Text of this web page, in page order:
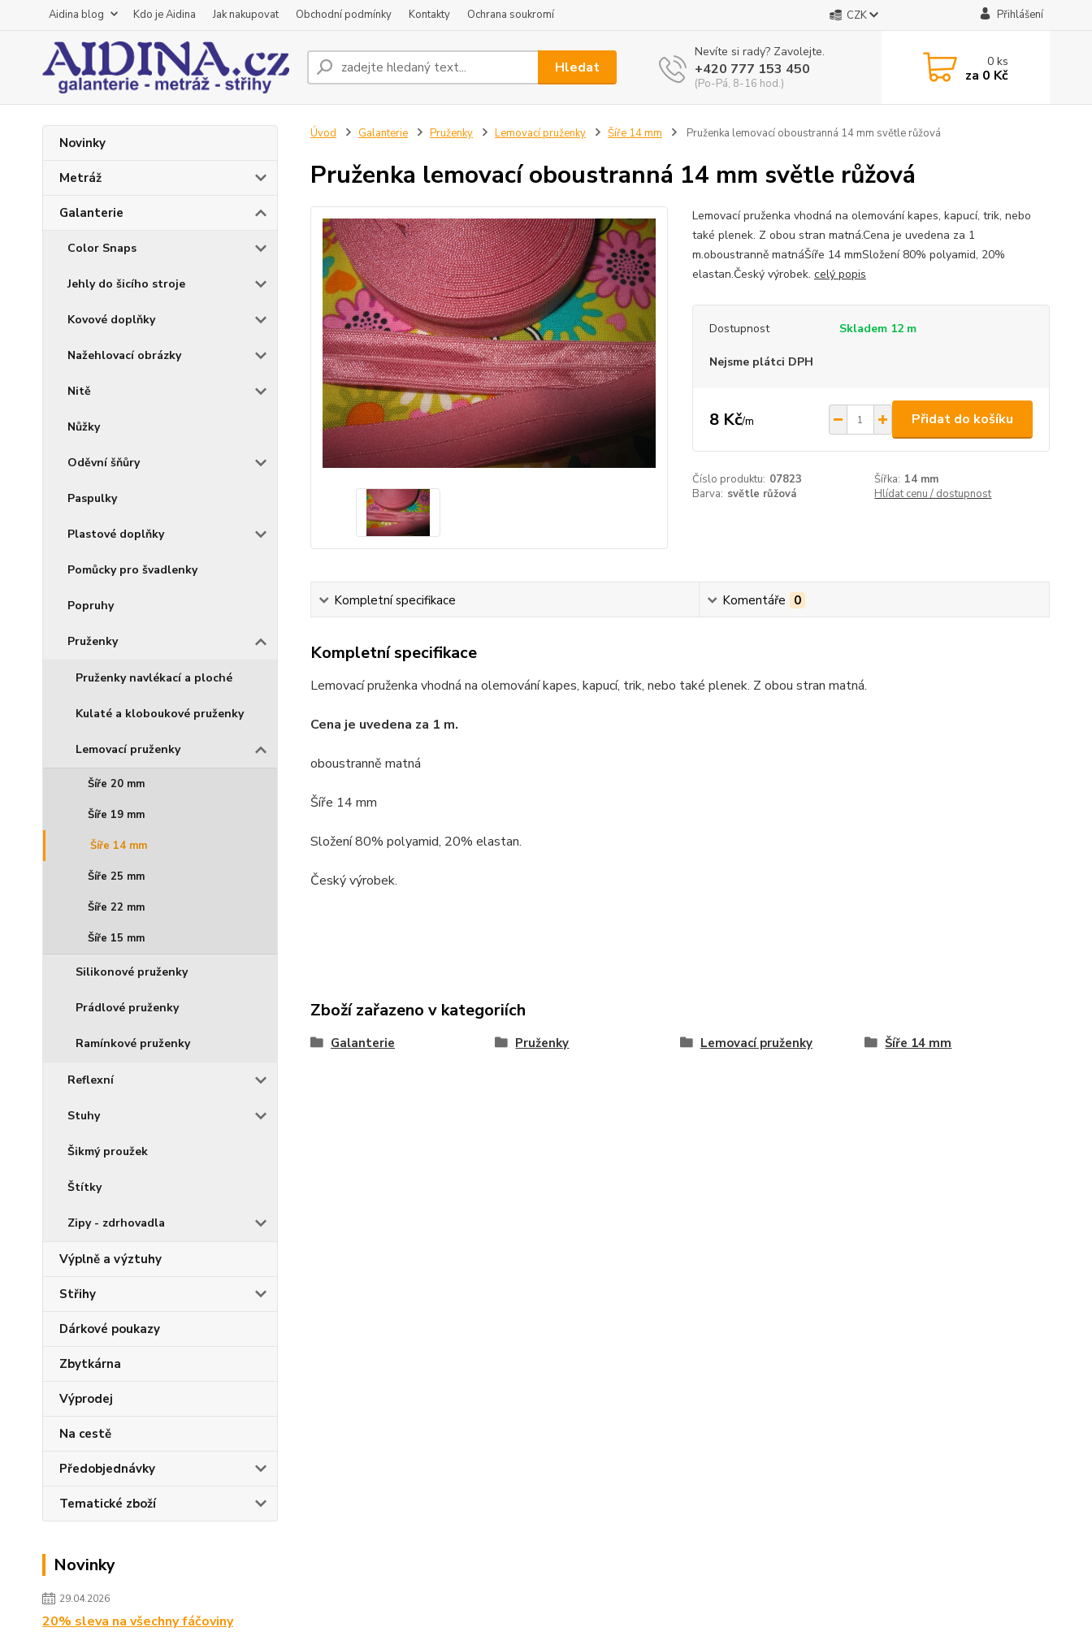
Aidina blog Kdo je Aidina Jak nakupovat Obchodní podmínky Kontakty Ochrana soukromí CZK Přihlášení
Hledat
Nevíte si rady? Zavolejte.
+420 777 153 450
(Po-Pá, 8-16 hod.)
0ks
za 0 Kč
Novinky
Metráž
Galanterie
Color Snaps
Jehly do šicího stroje
Kovové doplňky
Nažehlovací obrázky
Nitě
Nůžky
Oděvní šňůry
Paspulky
Plastové doplňky
Pomůcky pro švadlenky
Popruhy
Pruženky
Pruženky navlékací a ploché
Kulaté a kloboukové pruženky
Lemovací pruženky
Šíře 20 mm
Šíře 19 mm
Šíře 14 mm
Šíře 25 mm
Šíře 22 mm
Šíře 15 mm
Silikonové pruženky
Prádlové pruženky
Ramínkové pruženky
Reflexní
Stuhy
Šikmý proužek
Štítky
Zipy - zdrhovadla
Výplně a výztuhy
Střihy
Dárkové poukazy
Zbytkárna
Výprodej
Na cestě
Předobjednávky
Tematické zboží
Novinky
29.04.2026
20% sleva na všechny fáčoviny
Úvod Galanterie Pruženky Lemovací pruženky Šíře 14 mm Pruženka lemovací oboustranná 14 mm světle růžová
Pruženka lemovací oboustranná 14 mm světle růžová
Lemovací pruženka vhodná na olemování kapes, kapucí, trik, nebo
také plenek. Z obou stran matná.Cena je uvedena za 1
m.oboustranně matnáŠíře 14 mmSložení 80% polyamid, 20%
elastan.Český výrobek. celý popis
Dostupnost Skladem 12 m
Nejsme plátci DPH
8 Kč/m Přidat do košíku
Číslo produktu: 07823 Šířka: 14 mm
Barva: světle růžová Hlídat cenu / dostupnost
Kompletní specifikace Komentáře 0
Kompletní specifikace
Lemovací pruženka vhodná na olemování kapes, kapucí, trik, nebo také plenek. Z obou stran matná.
Cena je uvedena za 1 m.
oboustranně matná
Šíře 14 mm
Složení 80% polyamid, 20% elastan.
Český výrobek.
Zboží zařazeno v kategoriích
Galanterie Pruženky Lemovací pruženky Šíře 14 mm